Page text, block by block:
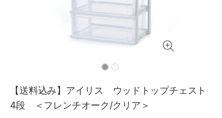
【送料込み】アイリス ウッドトップチェスト
4段 ＜フレンチオーク/クリア＞